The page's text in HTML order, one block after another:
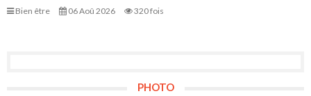
Bien être 06 Aoû 2026 320 fois
PHOTO